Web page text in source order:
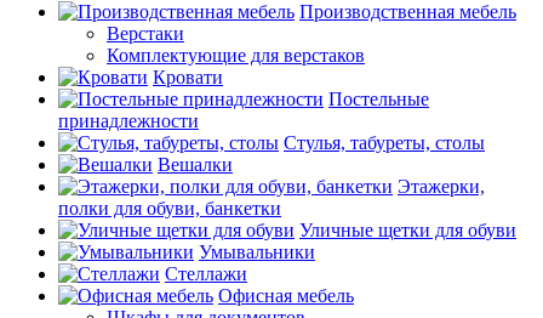
Производственная мебель
Верстаки
Комплектующие для верстаков
Кровати
Постельные
принадлежности
Стулья, табуреты, столы
Вешалки
Этажерки,
полки для обуви, банкетки
Уличные щетки для обуви
Умывальники
Стеллажи
Офисная мебель